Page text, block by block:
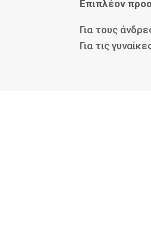
Επιπλέον
Για τους
Για τις